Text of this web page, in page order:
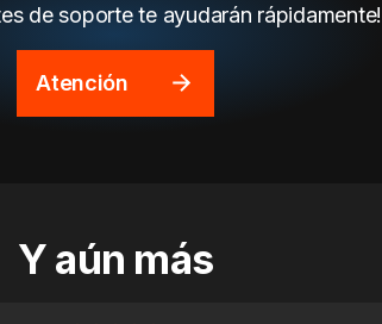
de soporte te ayudarán rápidamente!
Atención
Y aún más